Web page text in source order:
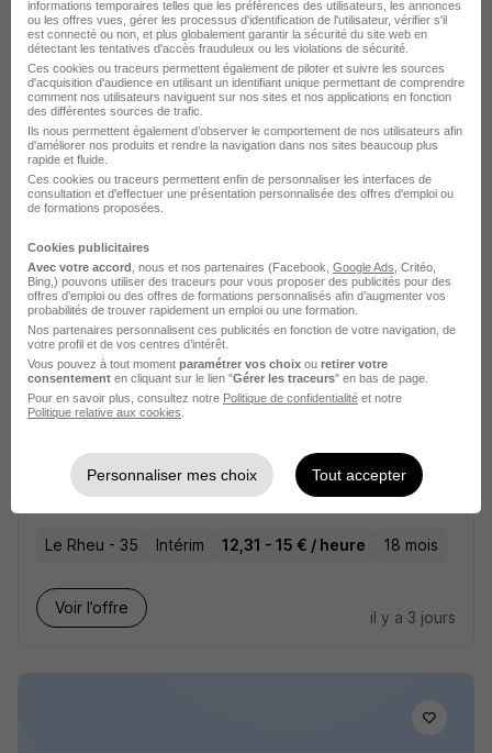
Alternant RH Généraliste H/F
Lavance
Voir l’offre
il y a 2 jours
Electrcien H/F
Supplay
Le Rheu - 35 Intérim 12,31 - 15 € / heure 18 mois
Voir l’offre
il y a 3 jours
informations temporaires telles que les préférences des utilisateurs, les annonces
ou les offres vues, gérer les processus d'identification de l'utilisateur, vérifier s'il
est connecté ou non, et plus globalement garantir la sécurité du site web en
détectant les tentatives d'accès frauduleux ou les violations de sécurité.
Ces cookies ou traceurs permettent également de piloter et suivre les sources
d'acquisition d'audience en utilisant un identifiant unique permettant de comprendre
comment nos utilisateurs naviguent sur nos sites et nos applications en fonction
des différentes sources de trafic.
Ils nous permettent également d’observer le comportement de nos utilisateurs afin
d'améliorer nos produits et rendre la navigation dans nos sites beaucoup plus
rapide et fluide.
Ces cookies ou traceurs permettent enfin de personnaliser les interfaces de
consultation et d'effectuer une présentation personnalisée des offres d'emploi ou
de formations proposées.
Cookies publicitaires
Avec votre accord , nous et nos partenaires (Facebook, Google Ads , Critéo,
Bing,) pouvons utiliser des traceurs pour vous proposer des publicités pour des
offres d’emploi ou des offres de formations personnalisés afin d’augmenter vos
probabilités de trouver rapidement un emploi ou une formation.
Nos partenaires personnalisent ces publicités en fonction de votre navigation, de
votre profil et de vos centres d’intérêt.
Vous pouvez à tout moment paramétrer vos choix ou retirer votre
consentement en cliquant sur le lien "Gérer les traceurs" en bas de page.
Pour en savoir plus, consultez notre Politique de confidentialité et notre
Politique relative aux cookies
Personnaliser mes choix Tout accepter